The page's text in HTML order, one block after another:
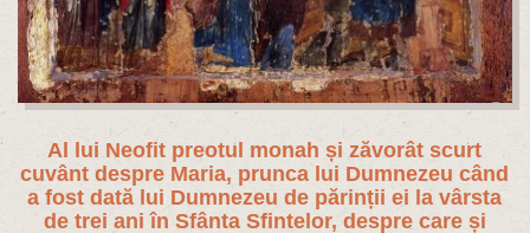
Al lui Neofit preotul monah și zăvorât scurt
cuvânt despre Maria, prunca lui Dumnezeu când
a fost dată lui Dumnezeu de părinții ei la vârsta
de trei ani în Sfânta Sfintelor, despre care și